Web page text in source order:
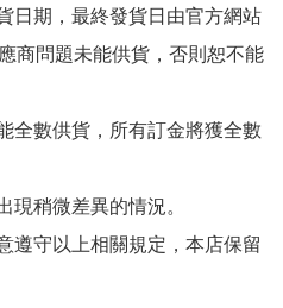
日期，最終發貨日由官方網站
商問題未能供貨，否則恕不能
全數供貨，所有訂金將獲全數
現稍微差異的情況。
遵守以上相關規定，本店保留